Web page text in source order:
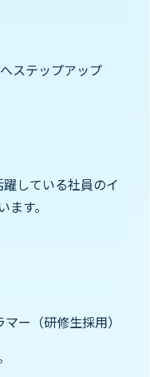
ステップアップ
している社員のイ
ます。
ー（研修生採用）